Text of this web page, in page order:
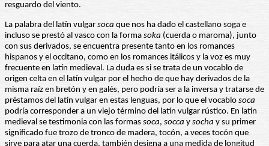
resguardo del viento.
La palabra del latín vulgar soca que nos ha dado el castellano soga e
incluso se prestó al vasco con la forma soka (cuerda o maroma), junto
con sus derivados, se encuentra presente tanto en los romances
hispanos y el occitano, como en los romances itálicos y la voz es muy
frecuente en latín medieval. La duda es si se trata de un vocablo de
origen celta en el latín vulgar por el hecho de que hay derivados de la
misma raíz en bretón y en galés, pero podría ser a la inversa y tratarse de
préstamos del latín vulgar en estas lenguas, por lo que el vocablo soca
podría corresponder a un viejo término del latín vulgar rústico. En latín
medieval se testimonia con las formas soca, socca y socha y su primer
significado fue trozo de tronco de madera, tocón, a veces tocón que
sirve para atar una cuerda, también designa a una medida de longitud